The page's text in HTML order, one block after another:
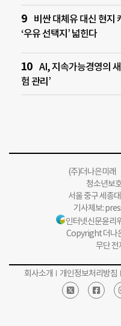
비싼 대체유 대신 현
‘우유 선택지’ 넓힌다
AI, 지속가능경영의
험 관리’
(주)더나은미
청소년보
서울 중구 세종
기사제보:
인터넷신문윤리
Copyright 더나
무단 전
회사소개 개인정보처리방침